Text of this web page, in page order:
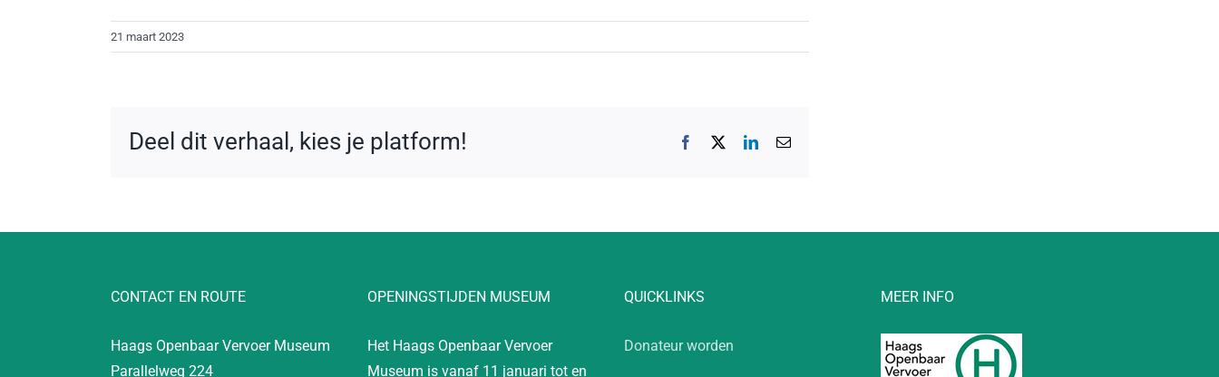
21 maart 2023
Deel dit verhaal, kies je platform! Facebook LinkedIn
E-
CONTACT EN ROUTE
Haags Openbaar Vervoer Museum
Parallelweg 224
OPENINGSTIJDEN MUSEUM
Het Haags Openbaar Vervoer
Museum is vanaf 11 januari tot en
QUICKLINKS
Donateur worden
MEER INFO